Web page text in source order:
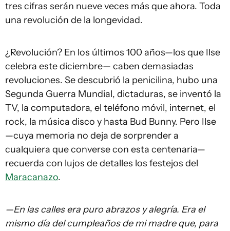
tres cifras serán nueve veces más que ahora. Toda
una revolución de la longevidad.
¿Revolución? En los últimos 100 años—los que Ilse
celebra este diciembre— caben demasiadas
revoluciones. Se descubrió la penicilina, hubo una
Segunda Guerra Mundial, dictaduras, se inventó la
TV, la computadora, el teléfono móvil, internet, el
rock, la música disco y hasta Bud Bunny. Pero Ilse
—cuya memoria no deja de sorprender a
cualquiera que converse con esta centenaria—
recuerda con lujos de detalles los festejos del
Maracanazo.
—En las calles era puro abrazos y alegría. Era el
mismo día del cumpleaños de mi madre que, para